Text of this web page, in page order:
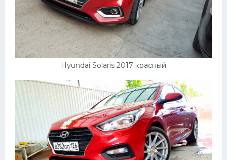
Hyundai Solaris 2017 красный